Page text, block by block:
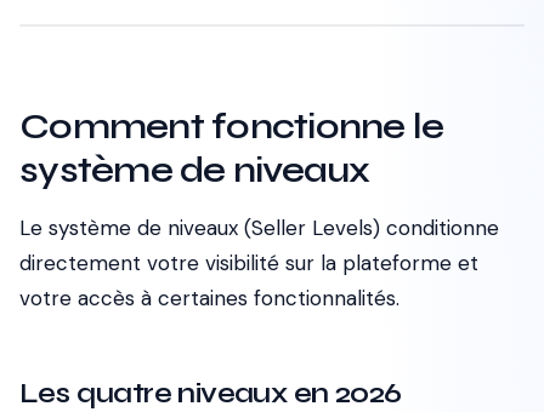
Comment fonctionne le
système de niveaux
Le système de niveaux (Seller Levels) conditionne
directement votre visibilité sur la plateforme et
votre accès à certaines fonctionnalités.
Les quatre niveaux en 2026